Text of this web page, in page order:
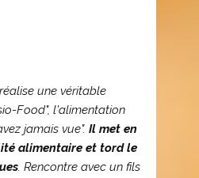
une véritable
Food", l'alimentation
jamais vue". Il met en
alimentaire et tord le
. Rencontre avec un fils